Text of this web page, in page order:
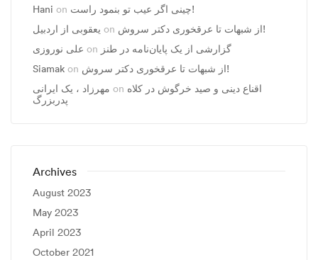
Hani on
چینی اگر عیب تو بنمود راست!
یعقوبی از اردبیل on
از شبهات تا عرقخوری دکتر سروش!
علی نوروزی on گزارشی از یک پایان‌نامه در طنز
Siamak on
از شبهات تا عرقخوری دکتر سروش!
مهرزاد ، يک ايرانی on اقناع دینی و صید خرگوش در کلاه
پدربزرگ
Archives
August 2023
May 2023
April 2023
October 2021